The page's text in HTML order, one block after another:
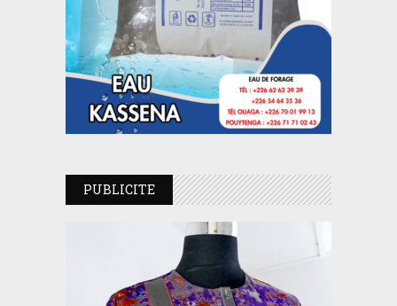
PUBLICITE